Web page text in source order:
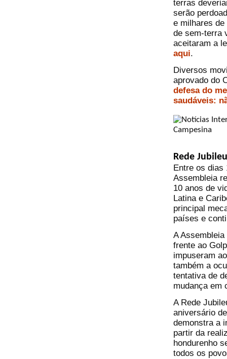
terras
serão
e milhares
de sem-terra
aceitaram a
aqui.
Diversos
aprovado do
defesa do
saudáveis:
Rede
Entre os dias
Assembleia
10 anos de
Latina e
principal
países e
A
frente ao
impuseram
também a
tentativa de
mudança em
A Rede
aniversário
demonstra a
partir da
hondurenho
todos os